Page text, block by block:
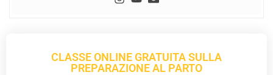
CLASSE ONLINE GRATUITA SULLA
PREPARAZIONE AL PARTO